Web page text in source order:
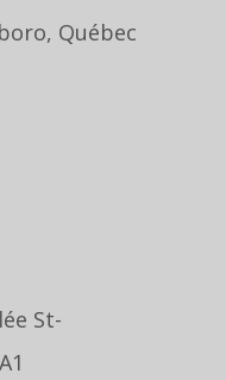
Québec
St-